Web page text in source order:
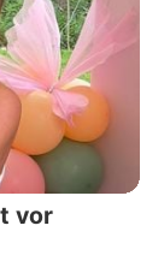
vor